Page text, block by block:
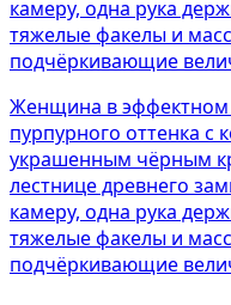
Женщина в
пурпурного оттенка с
украшенным чёрным
лестнице древнего
камеру, одна рука
тяжелые факелы и
подчёркивающие